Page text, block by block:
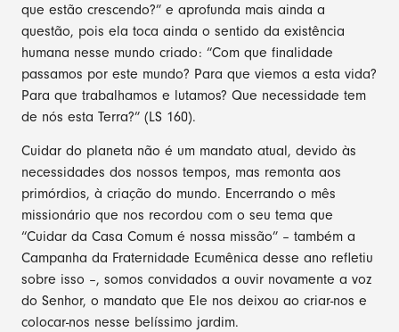
que estão crescendo?” e aprofunda mais ainda a
questão, pois ela toca ainda o sentido da existência
humana nesse mundo criado: “Com que finalidade
passamos por este mundo? Para que viemos a esta vida?
Para que trabalhamos e lutamos? Que necessidade tem
de nós esta Terra?” (LS 160).
Cuidar do planeta não é um mandato atual, devido às
necessidades dos nossos tempos, mas remonta aos
primórdios, à criação do mundo. Encerrando o mês
missionário que nos recordou com o seu tema que
“Cuidar da Casa Comum é nossa missão” – também a
Campanha da Fraternidade Ecumênica desse ano refletiu
sobre isso –, somos convidados a ouvir novamente a voz
do Senhor, o mandato que Ele nos deixou ao criar-nos e
colocar-nos nesse belíssimo jardim.